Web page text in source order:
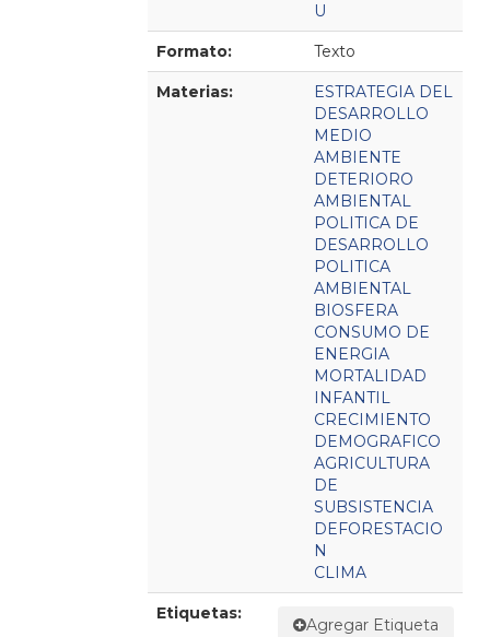
U
Formato: Texto
Materias:
ESTRATEGIA DEL
DESARROLLO
MEDIO
AMBIENTE
DETERIORO
AMBIENTAL
POLITICA DE
DESARROLLO
POLITICA
AMBIENTAL
BIOSFERA
CONSUMO DE
ENERGIA
MORTALIDAD
INFANTIL
CRECIMIENTO
DEMOGRAFICO
AGRICULTURA
DE
SUBSISTENCIA
DEFORESTACIO
N
CLIMA
Etiquetas:
Agregar Etiqueta